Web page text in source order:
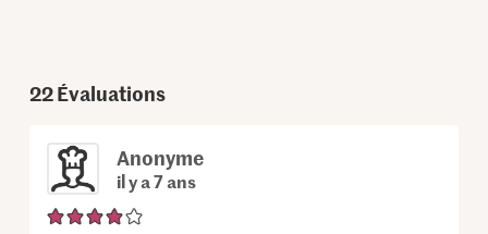
22Évaluations
Anonyme
il y a 7 ans